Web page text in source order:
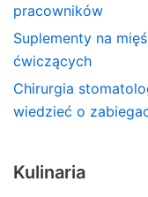
pracowników
Suplementy na
ćwiczących
Chirurgia
wiedzieć o
Kulinaria